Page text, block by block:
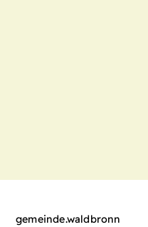
gemeinde.waldbronn